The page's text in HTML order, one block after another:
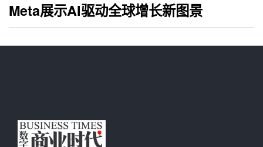
Meta展示AI驱动全球增长新图景